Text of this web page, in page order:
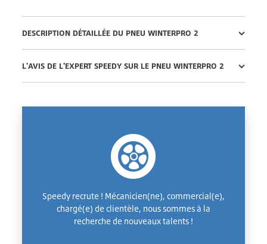
DESCRIPTION DÉTAILLÉE DU PNEU WINTERPRO 2
L'AVIS DE L'EXPERT SPEEDY SUR LE PNEU WINTERPRO 2
Speedy recrute ! Mécanicien(ne), commercial(e),
chargé(e) de clientèle, nous sommes à la
recherche de nouveaux talents !